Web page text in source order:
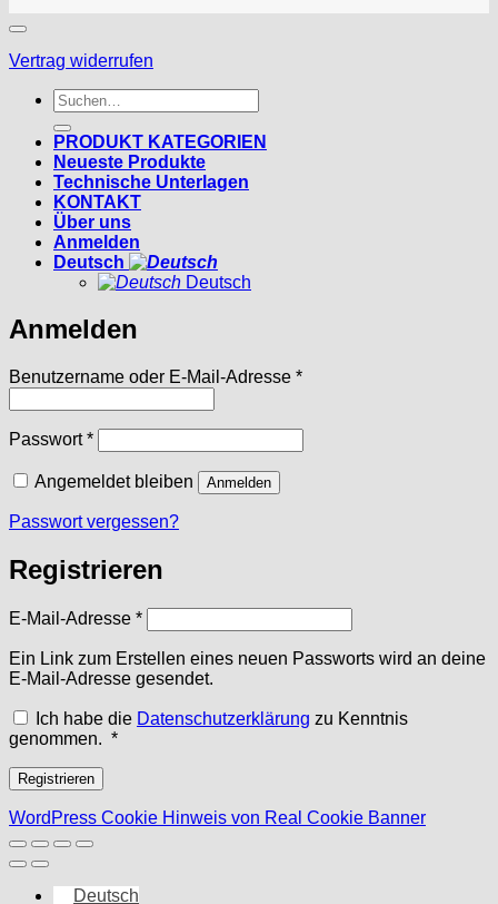
Vertrag widerrufen
Suchen
nach:
PRODUKT KATEGORIEN
Neueste Produkte
Technische Unterlagen
KONTAKT
Über uns
Anmelden
Deutsch
Deutsch
Anmelden
Benutzername oder E-Mail-Adresse *Erforderlich
Passwort*Erforderlich
Angemeldet bleiben Anmelden
Passwort vergessen?
Registrieren
E-Mail-Adresse *Erforderlich
Ein Link zum Erstellen eines neuen Passworts wird an deine
E-Mail-Adresse gesendet.
Ich habe die Datenschutzerklärung zu Kenntnis
genommen. *Erforderlich
Registrieren
WordPress Cookie Hinweis von Real Cookie Banner
Deutsch